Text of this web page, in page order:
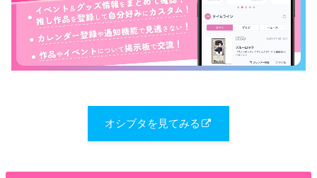
オシブタを見てみる